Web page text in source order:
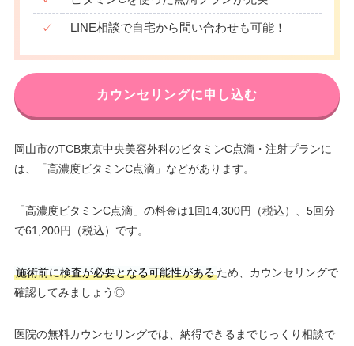
✓ LINE相談で自宅から問い合わせも可能！
カウンセリングに申し込む
岡山市のTCB東京中央美容外科のビタミンC点滴・注射プランに
は、「高濃度ビタミンC点滴」などがあります。
「高濃度ビタミンC点滴」の料金は1回14,300円（税込）、5回分
で61,200円（税込）です。
施術前に検査が必要となる可能性があるため、カウンセリングで
確認してみましょう◎
医院の無料カウンセリングでは、納得できるまでじっくり相談で